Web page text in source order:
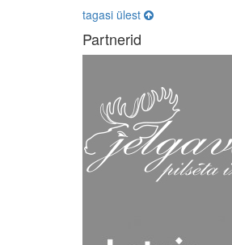
tagasi ülest
Partnerid